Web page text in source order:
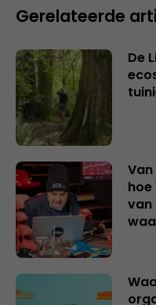
Gerelateerde
De
hoe
van